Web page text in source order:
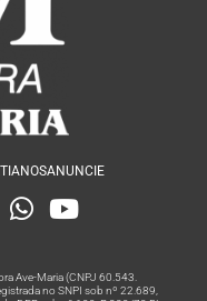
ANUNCIE
Ave-Maria (CNPJ 60.543.
no SNPI sob nº 22.689,